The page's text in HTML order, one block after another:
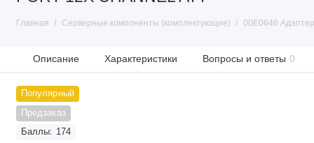
Главная Серверные компоненты (комплектующие) 00E0646
Описание Характеристики Вопросы и ответы 0
Популярный
Предзаказ
Баллы: 174